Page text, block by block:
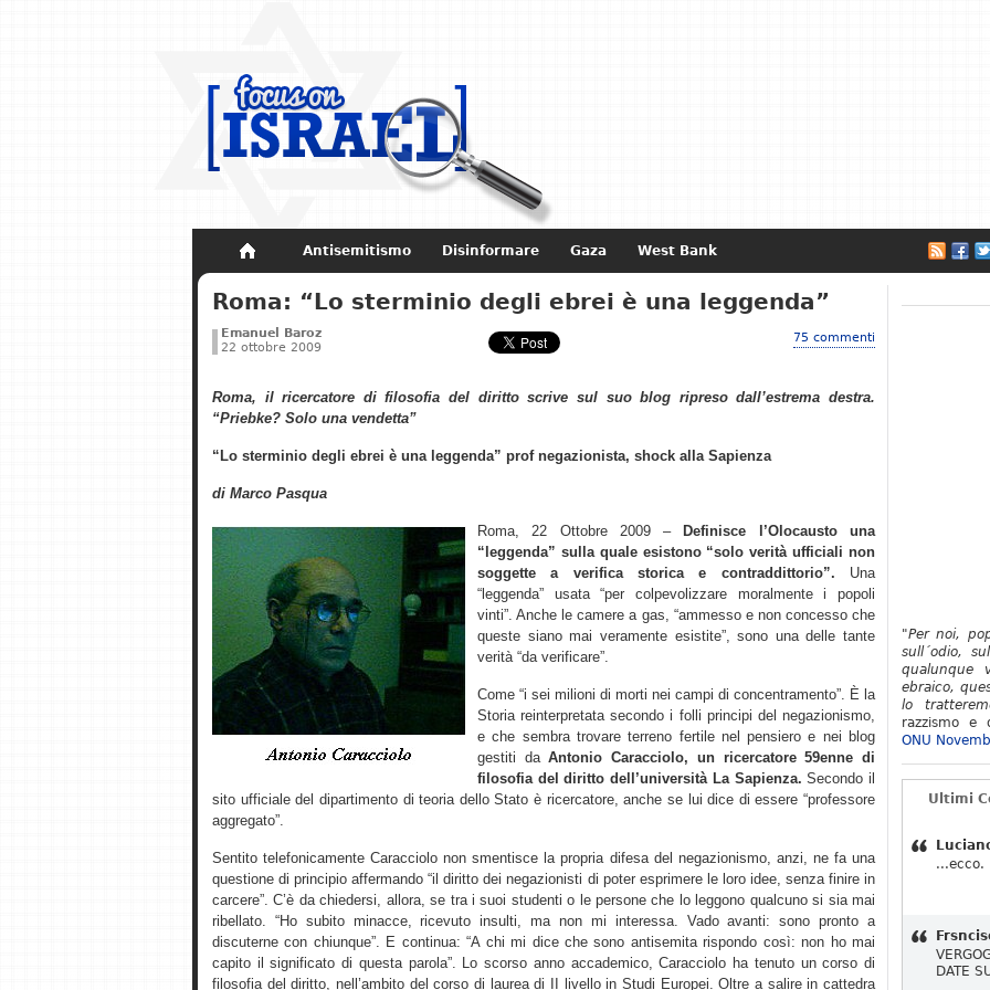
Antisemitismo Disinformare Gaza West Bank
Non dimenticare Storia di Israele
Roma: “Lo sterminio degli ebrei è una leggenda”
Emanuel Baroz
22 ottobre 2009
75 commenti
Roma, il ricercatore di filosofia del diritto scrive sul suo blog ripreso dall’estrema destra.
“Priebke? Solo una vendetta”
“Lo sterminio degli ebrei è una leggenda” prof negazionista, shock alla Sapienza
di Marco Pasqua
Roma, 22 Ottobre 2009 –
Definisce l’Olocausto una
“leggenda” sulla quale esistono “solo verità ufficiali non
soggette a verifica storica e contraddittorio”. Una
“leggenda” usata “per colpevolizzare moralmente i popoli
vinti”. Anche le camere a gas, “ammesso e non concesso che
queste siano mai veramente esistite”, sono una delle tante
verità “da verificare”.
Come “i sei milioni di morti nei campi di concentramento”. È la
Storia reinterpretata secondo i folli principi del negazionismo,
e che sembra trovare terreno fertile nel pensiero e nei blog
gestiti daAntonio Caracciolo, un ricercatore 59enne di
filosofia del diritto dell’università La Sapienza. Secondo il
sito ufficiale del dipartimento di teoria dello Stato è ricercatore, anche se lui dice di essere “professore
aggregato”.
Sentito telefonicamente Caracciolo non smentisce la propria difesa del negazionismo, anzi, ne fa una
questione di principio affermando “il diritto dei negazionisti di poter esprimere le loro idee, senza finire in
carcere”. C’è da chiedersi, allora, se tra i suoi studenti o le persone che lo leggono qualcuno si sia mai
ribellato. “Ho subito minacce, ricevuto insulti, ma non mi interessa. Vado avanti: sono pronto a
discuterne con chiunque”. E continua: “A chi mi dice che sono antisemita rispondo così: non ho mai
capito il significato di questa parola”. Lo scorso anno accademico, Caracciolo ha tenuto un corso di
filosofia del diritto, nell’ambito del corso di laurea di II livello in Studi Europei. Oltre a salire in cattedra
"Per noi,
sull´odio,
qualunque
ebraico,
lo
razzismo e
ONU
Ultimi
...ecco.
DATE